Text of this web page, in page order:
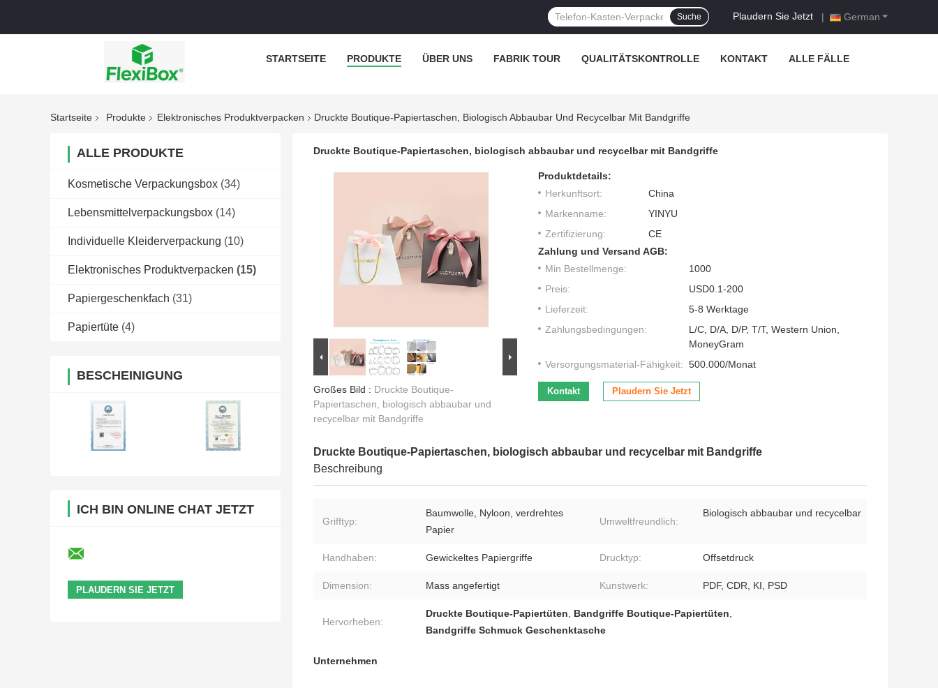
German
Plaudern Sie Jetzt |
Suche
STARTSEITE PRODUKTE ÜBER UNS FABRIK TOUR QUALITÄTSKONTROLLE KONTAKT ALLE FÄLLE
Startseite Produkte Elektronisches Produktverpacken Druckte Boutique-Papiertaschen, Biologisch Abbaubar Und Recycelbar Mit Bandgriffe
ALLE PRODUKTE
Kosmetische Verpackungsbox (34)
Lebensmittelverpackungsbox (14)
Individuelle Kleiderverpackung (10)
Elektronisches Produktverpacken (15)
Papiergeschenkfach (31)
Papiertüte (4)
BESCHEINIGUNG
ICH BIN ONLINE CHAT JETZT
Druckte Boutique-Papiertaschen, biologisch abbaubar und recycelbar mit Bandgriffe
Großes Bild : Druckte Boutique-
Papiertaschen, biologisch abbaubar und
recycelbar mit Bandgriffe
Produktdetails:
Herkunftsort:
China
Markenname:
YINYU
Zertifizierung:
CE
Zahlung und Versand AGB:
Min Bestellmenge:
1000
Preis:
USD0.1-200
Lieferzeit:
5-8 Werktage
Zahlungsbedingungen:
L/C, D/A, D/P, T/T, Western Union,
MoneyGram
Versorgungsmaterial-Fähigkeit: 500.000/Monat
Kontakt Plaudern Sie Jetzt
Druckte Boutique-Papiertaschen, biologisch abbaubar und recycelbar mit Bandgriffe
Beschreibung
Grifftyp:
Baumwolle, Nyloon, verdrehtes
Papier
Umweltfreundlich:
Biologisch abbaubar und recycelbar
Handhaben: Gewickeltes Papiergriffe Drucktyp: Offsetdruck
Dimension: Mass angefertigt Kunstwerk: PDF, CDR, KI, PSD
Hervorheben:
Druckte Boutique-Papiertüten, Bandgriffe Boutique-Papiertüten,
Bandgriffe Schmuck Geschenktasche
Unternehmen